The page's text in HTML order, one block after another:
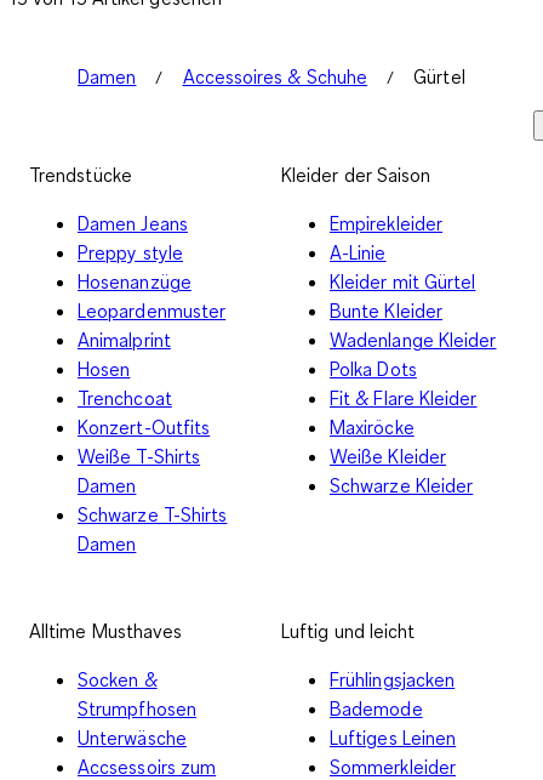
Damen Accessoires & Schuhe Gürtel
Trendstücke
Damen Jeans
Preppy style
Hosenanzüge
Leopardenmuster
Animalprint
Hosen
Trenchcoat
Konzert-Outfits
Weiße T-Shirts
Damen
Schwarze T-Shirts
Damen
Kleider der Saison
Empirekleider
A-Linie
Kleider mit Gürtel
Bunte Kleider
Wadenlange Kleider
Polka Dots
Fit & Flare Kleider
Maxiröcke
Weiße Kleider
Schwarze Kleider
Alltime Musthaves
Socken &
Strumpfhosen
Unterwäsche
Accsessoirs zum
Luftig und leicht
Frühlingsjacken
Bademode
Luftiges Leinen
Sommerkleider